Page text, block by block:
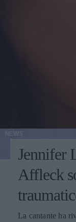
Jennifer
Affleck
La cantante ha